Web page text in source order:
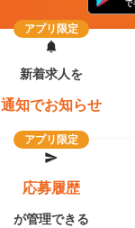
アプリ限定
新着求人を
通知でお知らせ
アプリ限定
応募履歴
が管理できる